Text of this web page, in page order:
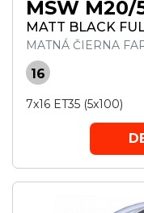
MSW M20/
MATT BLACK
MATNÁ ČIERNA
16
7x16 ET35 (5x100)